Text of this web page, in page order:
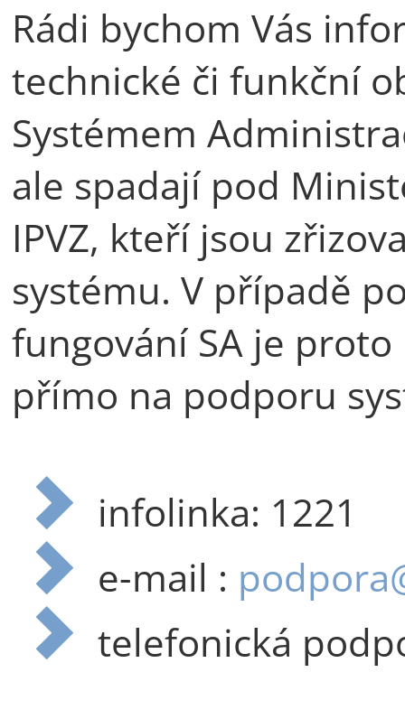
Rádi bychom Vás
technické či funkční
Systémem
ale spadají pod
IPVZ, kteří jsou
systému. V případě
fungování SA je
přímo na podporu
infolinka: 1221
e-mail :
telefonická